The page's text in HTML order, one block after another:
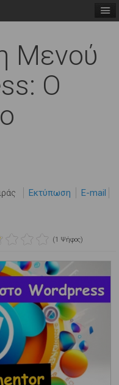
Μενού
Ο
Εκτύπωση E-mail
(1 Ψήφος)